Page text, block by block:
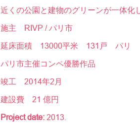
近くの公園と建物のグリーンが一体化
施主 RIVP / パリ市
延床面積 13000平米 131戸 パリ
パリ市主催コンペ優勝作品
竣工 2014年2月
建設費 21 億円
Project date: 2013